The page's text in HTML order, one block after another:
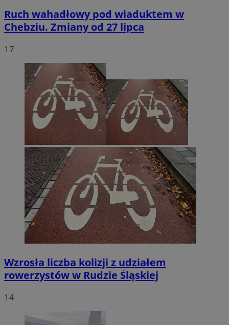
Ruch wahadłowy pod wiaduktem w
Chebziu. Zmiany od 27 lipca
17
Wzrosła liczba kolizji z udziałem
rowerzystów w Rudzie Śląskiej
14